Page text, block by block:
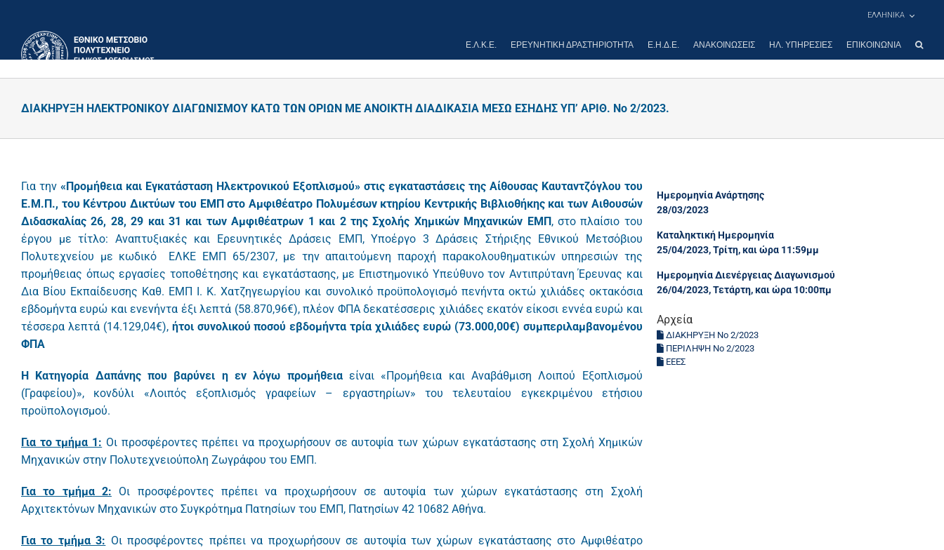
περιεχόμενο
ΕΛΛΗΝΙΚΑ
Ε.Λ.Κ.Ε. ΕΡΕΥΝΗΤΙΚΉ ΔΡΑΣΤΗΡΙΌΤΗΤΑ Ε.Η.Δ.Ε. ΑΝΑΚΟΙΝΏΣΕΙΣ ΗΛ. ΥΠΗΡΕΣΊΕΣ ΕΠΙΚΟΙΝΩΝΊΑ
ΔΙΑΚΗΡΥΞΗ ΗΛΕΚΤΡΟΝΙΚΟΥ ΔΙΑΓΩΝΙΣΜΟΥ ΚΑΤΩ ΤΩΝ ΟΡΙΩΝ ΜΕ ΑΝΟΙΚΤΗ ΔΙΑΔΙΚΑΣΙΑ ΜΕΣΩ ΕΣΗΔΗΣ ΥΠ’ ΑΡΙΘ. Νο 2/2023.
Για την «Προμήθεια και Εγκατάσταση Ηλεκτρονικού Εξοπλισμού» στις εγκαταστάσεις της Αίθουσας Καυταντζόγλου του
Ε.Μ.Π., του Κέντρου Δικτύων του ΕΜΠ στο Αμφιθέατρο Πολυμέσων κτηρίου Κεντρικής Βιβλιοθήκης και των Αιθουσών
Διδασκαλίας 26, 28, 29 και 31 και των Αμφιθέατρων 1 και 2 της Σχολής Χημικών Μηχανικών ΕΜΠ, στο πλαίσιο του
έργου με τίτλο: Αναπτυξιακές και Ερευνητικές Δράσεις ΕΜΠ, Υποέργο 3 Δράσεις Στήριξης Εθνικού Μετσόβιου
Πολυτεχνείου με κωδικό ΕΛΚΕ ΕΜΠ 65/2307, με την απαιτούμενη παροχή παρακολουθηματικών υπηρεσιών της
προμήθειας όπως εργασίες τοποθέτησης και εγκατάστασης, με Επιστημονικό Υπεύθυνο τον Αντιπρύτανη Έρευνας και
Δια Βίου Εκπαίδευσης Καθ. ΕΜΠ Ι. Κ. Χατζηγεωργίου και συνολικό προϋπολογισμό πενήντα οκτώ χιλιάδες οκτακόσια
εβδομήντα ευρώ και ενενήντα έξι λεπτά (58.870,96€), πλέον ΦΠΑ δεκατέσσερις χιλιάδες εκατόν είκοσι εννέα ευρώ και
τέσσερα λεπτά (14.129,04€), ήτοι συνολικού ποσού εβδομήντα τρία χιλιάδες ευρώ (73.000,00€) συμπεριλαμβανομένου
ΦΠΑ
Η Κατηγορία Δαπάνης που βαρύνει η εν λόγω προμήθειαείναι «Προμήθεια και Αναβάθμιση Λοιπού Εξοπλισμού
(Γραφείου)», κονδύλι «Λοιπός εξοπλισμός γραφείων – εργαστηρίων» του τελευταίου εγκεκριμένου ετήσιου
προϋπολογισμού.
Για το τμήμα 1: Οι προσφέροντες πρέπει να προχωρήσουν σε αυτοψία των χώρων εγκατάστασης στη Σχολή Χημικών
Μηχανικών στην Πολυτεχνειούπολη Ζωγράφου του ΕΜΠ.
Για το τμήμα 2: Οι προσφέροντες πρέπει να προχωρήσουν σε αυτοψία των χώρων εγκατάστασης στη Σχολή
Αρχιτεκτόνων Μηχανικών στο Συγκρότημα Πατησίων του ΕΜΠ, Πατησίων 42 10682 Αθήνα.
Για το τμήμα 3: Οι προσφέροντες πρέπει να προχωρήσουν σε αυτοψία των χώρων εγκατάστασης στο Αμφιθέατρο
Ημερομηνία Ανάρτησης
28/03/2023
Καταληκτική Ημερομηνία
25/04/2023, Τρίτη, και ώρα 11:59μμ
Ημερομηνία Διενέργειας Διαγωνισμού
26/04/2023, Τετάρτη, και ώρα 10:00πμ
Αρχεία
ΔΙΑΚΗΡΥΞΗ Νο 2/2023
ΠΕΡΙΛΗΨΗ Νο 2/2023
ΕΕΕΣ